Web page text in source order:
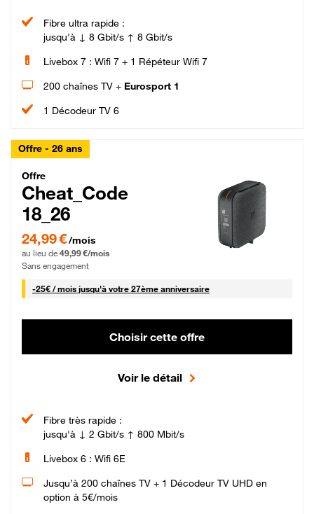
Fibre ultra rapide :
jusqu'à ↓ 8 Gbit/s ↑ 8 Gbit/s
Livebox 7 : Wifi 7 + 1 Répéteur Wifi 7
200 chaînes TV + Eurosport 1
1 Décodeur TV 6
Offre - 26 ans
Cheat_Code Fibre_18_26
Offre
Cheat_Code
18_26
24,99 € par mois pendant 0 mois puis 49,99 € par mois, Sans engagement
24,99 €/mois
au lieu de 49,99 €/mois
Sans engagement
-25€ / mois25 € par mois
jusqu'à votre 27ème anniversaire
Choisir cette offre
Voir le détail
Fibre très rapide :
jusqu'à ↓ 2 Gbit/s ↑ 800 Mbit/s
Livebox 6 : Wifi 6E
Jusqu’à 200 chaînes TV + 1 Décodeur TV UHD en
option à 5€/mois